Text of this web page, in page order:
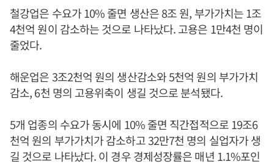
철강업은 수요가 10% 줄면 생산은 8조 원, 부가가치는 1조
4천억 원이 감소하는 것으로 나타났다. 고용은 1만4천 명이
줄었다.
해운업은 3조2천억 원의 생산감소와 5천억 원의 부가가치
감소, 6천 명의 고용위축이 생길 것으로 분석됐다.
5개 업종의 수요가 동시에 10% 줄면 직간접적으로 19조6
천억 원의 부가가치가 감소하고 32만7천 명의 실업자가 생
길 것으로 나타났다. 이 경우 경제성장률은 매년 1.1%포인